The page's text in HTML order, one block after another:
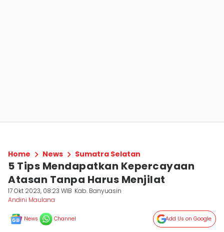
Home News Sumatra Selatan
5 Tips Mendapatkan Kepercayaan
Atasan Tanpa Harus Menjilat
17 Okt 2023, 08:23 WIB Kab. Banyuasin
Andini Maulana
News Channel Add Us on Google